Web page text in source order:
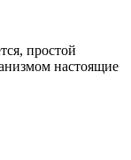
простой
настоящие